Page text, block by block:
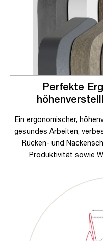
Perfekte
Ein ergonomischer,
gesundes Arbeiten,
Rücken- und
Produktivität sowie